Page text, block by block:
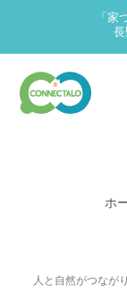
「家
ホ
人と自然がつなが